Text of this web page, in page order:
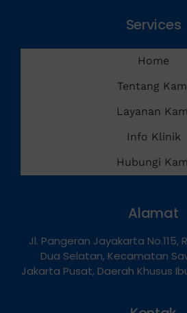
Services
Home
Tentang
Layanan
Info Klinik
Hubungi
Alamat
Jl. Pangeran Jayakarta No.115,
Dua Selatan, Kecamatan
Jakarta Pusat, Daerah Khusus